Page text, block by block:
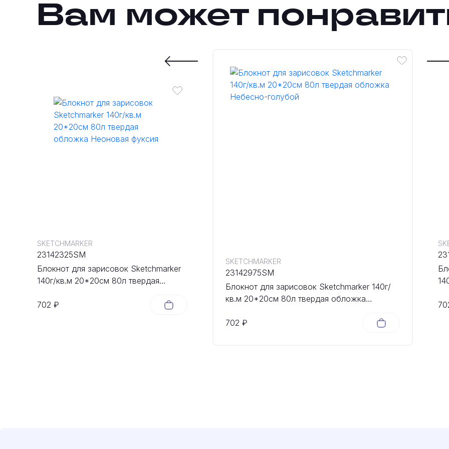
Вам может
702 ₽
Блокнот для зарисовок Sketchmarker
140г/кв.м 20*20cм 80л твердая
SKETCHMARKER
23142325SM
702 ₽
Блокнот для зарисовок Sketchmarker 140г/
кв.м 20*20cм 80л твердая обложка
SKETCHMARKER
23142975SM